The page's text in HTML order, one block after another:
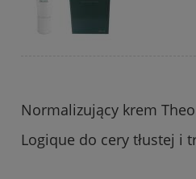
Normalizujący krem
Logique do cery tłustej i